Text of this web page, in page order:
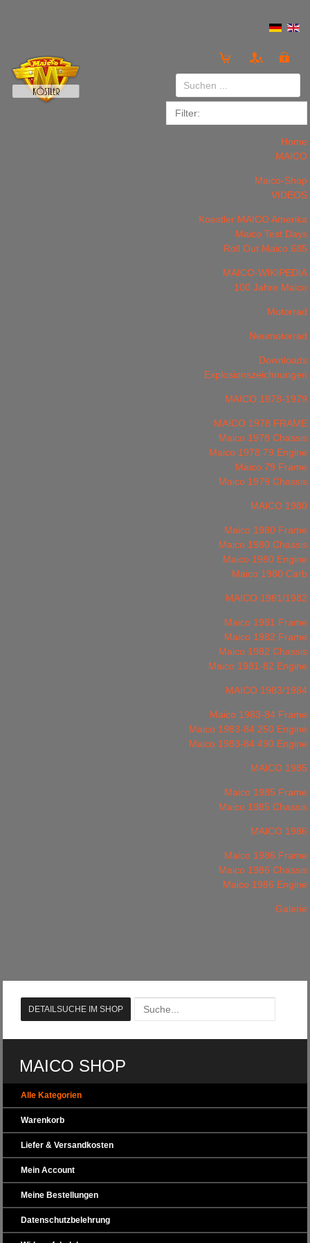
Home
MAICO
Maico-Shop
VIDEOS
Koestler MAICO Amerika
Maico Test Days
Roll Out Maico 685
MAICO-WIKIPEDIA
100 Jahre Maico
Motorrad
Neumotorrad
Downloads
Explosionszeichnungen
MAICO 1978-1979
MAICO 1978 FRAME
Maico 1978 Chassis
Maico 1978 79 Engine
Maico 79 Frame
Maico 1979 Chassis
MAICO 1980
Maico 1980 Frame
Maico 1980 Chassis
Maico 1980 Engine
Maico 1980 Carb
MAICO 1981/1982
Maico 1981 Frame
Maico 1982 Frame
Maico 1982 Chassis
Maico 1981-82 Engine
MAICO 1983/1984
Maico 1983-84 Frame
Maico 1983-84 250 Engine
Maico 1983-84 490 Engine
MAICO 1985
Maico 1985 Frame
Maico 1985 Chassis
MAICO 1986
Maico 1986 Frame
Maico 1986 Chassis
Maico 1986 Engine
Galerie
MAICO SHOP
Alle Kategorien
Warenkorb
Liefer & Versandkosten
Mein Account
Meine Bestellungen
Datenschutzbelehrung
Anmelden